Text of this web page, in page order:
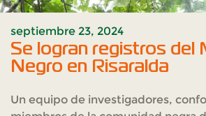
septiembre 23, 2024
Se logran registros del
Negro en Risaralda
Un equipo de investigadores,